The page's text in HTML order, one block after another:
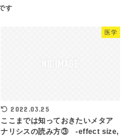
医学
2022.03.25
ここまでは知っておきたいメタア
ナリシスの読み方③ -effect size,